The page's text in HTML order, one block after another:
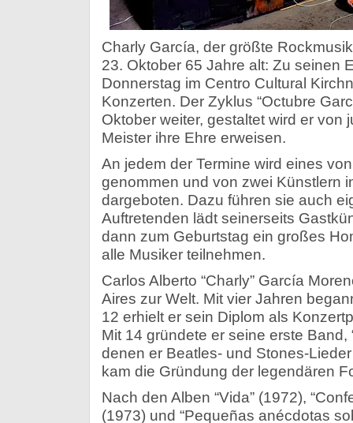
Charly García, der größte
23. Oktober 65 Jahre alt: Zu seinen
Donnerstag im Centro Cultural
Konzerten. Der Zyklus “Octubre
Oktober weiter, gestaltet wird er von
Meister ihre Ehre erweisen.
An jedem der Termine wird eines
genommen und von zwei Künstlern
dargeboten. Dazu führen sie auch
Auftretenden lädt seinerseits
dann zum Geburtstag ein großes
alle Musiker teilnehmen.
Carlos Alberto “Charly” García
Aires zur Welt. Mit vier Jahren
12 erhielt er sein Diplom als
Mit 14 gründete er seine erste Band,
denen er Beatles- und Stones-
kam die Gründung der legendären
Nach den Alben “Vida” (1972),
(1973) und “Pequeñas anécdotas